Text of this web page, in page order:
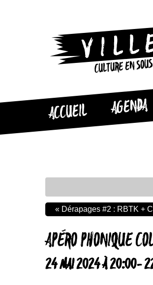
CULTURE EN
ACCUEIL AGENDA
APÉRO PHONIQUE
24 MAI 2024 À 20:00-
« Dérapages #2 : RBTK +